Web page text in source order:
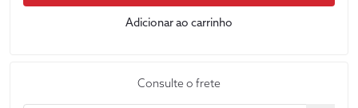
Adicionar ao carrinho
Consulte o frete